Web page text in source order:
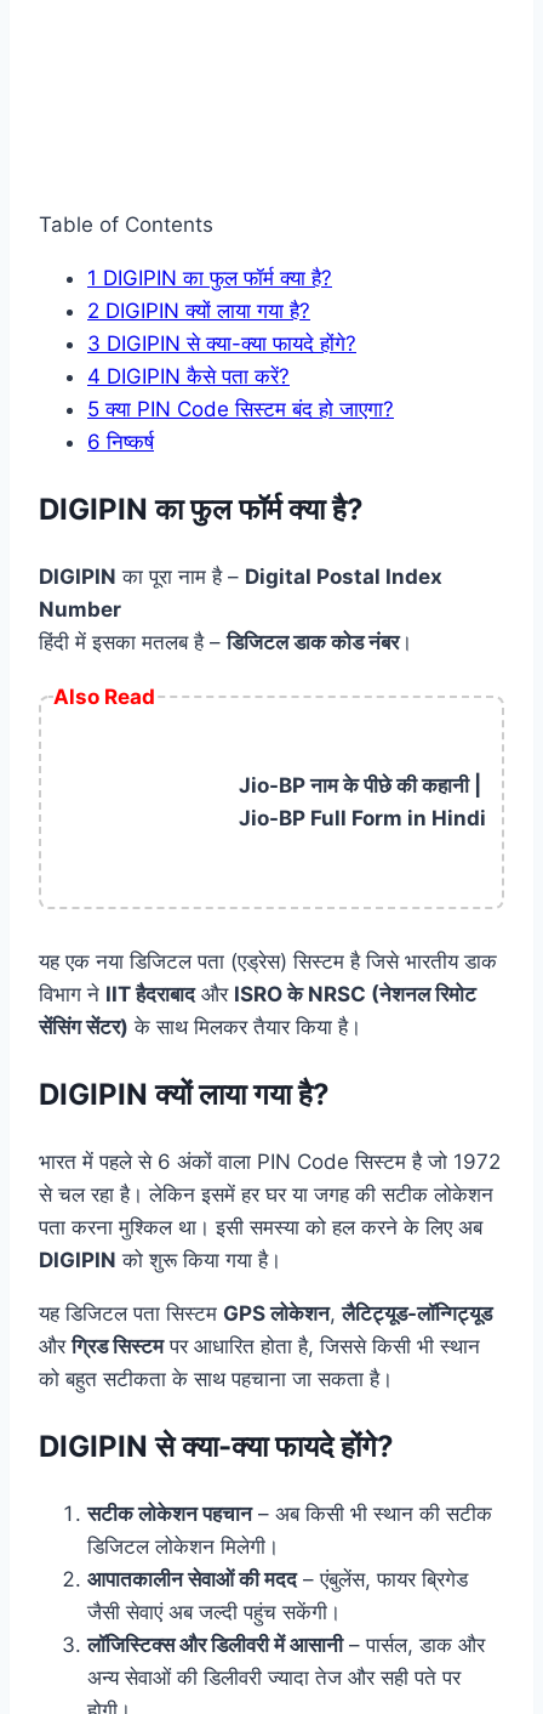
Table of Contents
1 DIGIPIN का फुल फॉर्म क्या है?
2 DIGIPIN क्यों लाया गया है?
3 DIGIPIN से क्या-क्या फायदे होंगे?
4 DIGIPIN कैसे पता करें?
5 क्या PIN Code सिस्टम बंद हो जाएगा?
6 निष्कर्ष
DIGIPIN का फुल फॉर्म क्या है?
DIGIPIN का पूरा नाम है – Digital Postal Index
Number
हिंदी में इसका मतलब है –डिजिटल डाक कोड नंबर।
Also Read
Jio-BP नाम के पीछे की कहानी |
Jio-BP Full Form in Hindi
यह एक नया डिजिटल पता (एड्रेस) सिस्टम है जिसे भारतीय डाक
विभाग ने IIT हैदराबादऔर ISRO के NRSC (नेशनल रिमोट
सेंसिंग सेंटर) के साथ मिलकर तैयार किया है।
DIGIPIN क्यों लाया गया है?
भारत में पहले से 6 अंकों वाला PIN Code सिस्टम है जो 1972
से चल रहा है। लेकिन इसमें हर घर या जगह की सटीक लोकेशन
पता करना मुश्किल था। इसी समस्या को हल करने के लिए अब
DIGIPIN को शुरू किया गया है।
यह डिजिटल पता सिस्टम GPS लोकेशन,लैटिट्यूड-लॉन्गिट्यूड
औरग्रिड सिस्टमपर आधारित होता है, जिससे किसी भी स्थान
को बहुत सटीकता के साथ पहचाना जा सकता है।
DIGIPIN से क्या-क्या फायदे होंगे?
सटीक लोकेशन पहचान– अब किसी भी स्थान की सटीक
डिजिटल लोकेशन मिलेगी।
आपातकालीन सेवाओं की मदद– एंबुलेंस, फायर ब्रिगेड
जैसी सेवाएं अब जल्दी पहुंच सकेंगी।
लॉजिस्टिक्स और डिलीवरी में आसानी– पार्सल, डाक और
अन्य सेवाओं की डिलीवरी ज्यादा तेज और सही पते पर